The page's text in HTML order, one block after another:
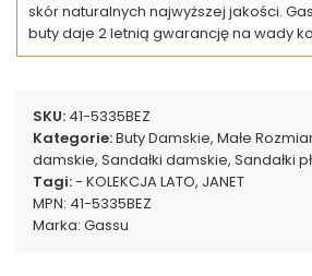
skór naturalnych najwyższej jakości.
buty daje 2 letnią gwarancję na wady
SKU: 41-5335BEZ
Kategorie:Buty Damskie, Małe
damskie, Sandałki damskie, Sandałki
Tagi:- KOLEKCJA LATO, JANET
MPN: 41-5335BEZ
Marka: Gassu